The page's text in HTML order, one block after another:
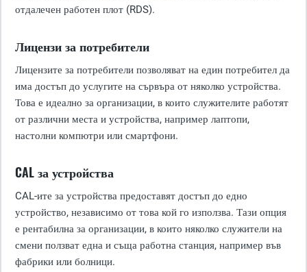
отдалечен работен плот (RDS).
Лицензи за потребители
Лицензите за потребители позволяват на един потребител да
има достъп до услугите на сървъра от няколко устройства.
Това е идеално за организации, в които служителите работят
от различни места и устройства, например лаптопи,
настолни компютри или смартфони.
CAL за устройства
CAL-ите за устройства предоставят достъп до едно
устройство, независимо от това кой го използва. Тази опция
е рентабилна за организации, в които няколко служители на
смени ползват една и съща работна станция, например във
фабрики или болници.